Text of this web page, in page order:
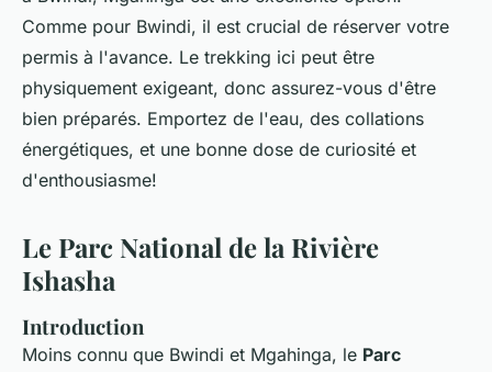
Comme pour Bwindi, il est crucial de réserver votre
permis à l'avance. Le trekking ici peut être
physiquement exigeant, donc assurez-vous d'être
bien préparés. Emportez de l'eau, des collations
énergétiques, et une bonne dose de curiosité et
d'enthousiasme!
Le Parc National de la Rivière
Ishasha
Introduction
Moins connu que Bwindi et Mgahinga, le Parc